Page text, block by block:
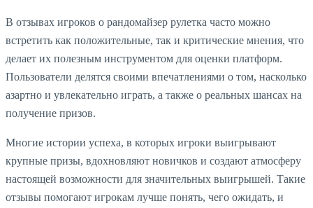
В отзывах игроков о рандомайзер рулетка часто можно
встретить как положительные, так и критические мнения, что
делает их полезным инструментом для оценки платформ.
Пользователи делятся своими впечатлениями о том, насколько
азартно и увлекательно играть, а также о реальных шансах на
получение призов.
Многие истории успеха, в которых игроки выигрывают
крупные призы, вдохновляют новичков и создают атмосферу
настоящей возможности для значительных выигрышей. Такие
отзывы помогают игрокам лучше понять, чего ожидать, и